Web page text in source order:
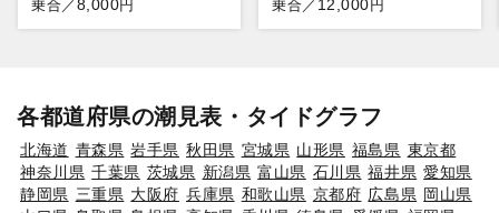
乗合／ 8,000円 乗合／ 12,000円
各都道府県の潮見表・タイドグラフ
北海道 青森県 岩手県 秋田県 宮城県 山形県 福島県 東京都
神奈川県 千葉県 茨城県 新潟県 富山県 石川県 福井県 愛知県
静岡県 三重県 大阪府 兵庫県 和歌山県 京都府 広島県 岡山県